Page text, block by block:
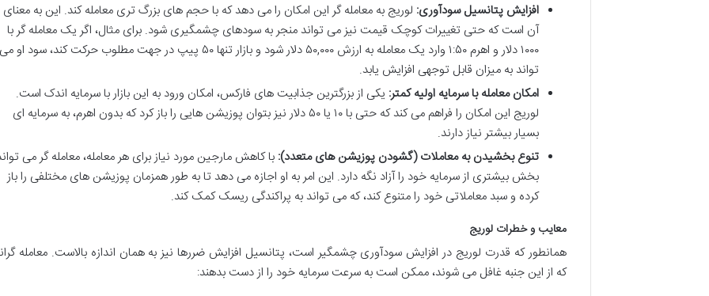
افزایش پتانسیل سودآوری: لوریج به معامله گر این امکان را می دهد که با حجم های بزرگ تری معامله کند. این به معنای
آن است که حتی تغییرات کوچک قیمت نیز می تواند منجر به سودهای چشمگیری شود. برای مثال، اگر یک معامله گر با
۱۰۰۰ دلار و اهرم ۱:۵۰ وارد یک معامله به ارزش ۵۰,۰۰۰ دلار شود و بازار تنها ۵۰ پیپ در جهت مطلوب حرکت کند، سود او
تواند به میزان قابل توجهی افزایش یابد.
امکان معامله با سرمایه اولیه کمتر: یکی از بزرگترین جذابیت های فارکس، امکان ورود به این بازار با سرمایه اندک است.
لوریج این امکان را فراهم می کند که حتی با ۱۰ یا ۵۰ دلار نیز بتوان پوزیشن هایی را باز کرد که بدون اهرم، به سرمایه ای
بسیار بیشتر نیاز دارند.
تنوع بخشیدن به معاملات (گشودن پوزیشن های متعدد): با کاهش مارجین مورد نیاز برای هر معامله، معامله گر می
بخش بیشتری از سرمایه خود را آزاد نگه دارد. این امر به او اجازه می دهد تا به طور همزمان پوزیشن های مختلفی را باز
کرده و سبد معاملاتی خود را متنوع کند، که می تواند به پراکندگی ریسک کمک کند.
معایب و خطرات لوریج
همانطور که قدرت لوریج در افزایش سودآوری چشمگیر است، پتانسیل افزایش ضررها نیز به همان اندازه بالاست. معامله
که از این جنبه غافل می شوند، ممکن است به سرعت سرمایه خود را از دست بدهند: